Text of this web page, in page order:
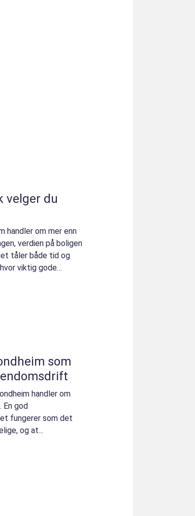
handler om mer enn
verdien på boligen
tåler både tid og
viktig gode
som
handler om
god
fungerer som det
og at...